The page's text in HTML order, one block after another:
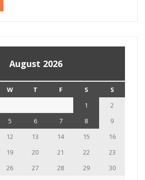
August 2026
W T F S
S
1
2
5 6 7 8
9
12 13 14 15
16
19 20 21 22
23
26 27 28 29
30